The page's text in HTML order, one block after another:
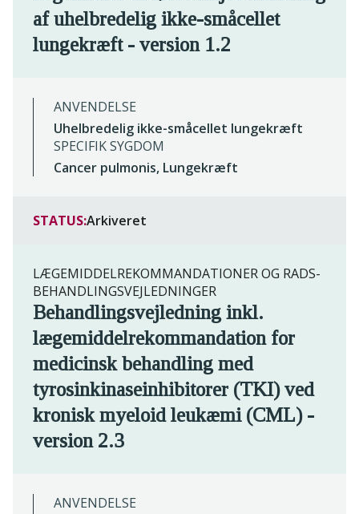
af uhelbredelig ikke-småcellet
lungekræft - version 1.2
ANVENDELSE
Uhelbredelig ikke-småcellet lungekræft
SPECIFIK SYGDOM
Cancer pulmonis, Lungekræft
STATUS:Arkiveret
LÆGEMIDDELREKOMMANDATIONER OG RADS-
BEHANDLINGSVEJLEDNINGER
Behandlingsvejledning inkl.
lægemiddelrekommandation for
medicinsk behandling med
tyrosinkinaseinhibitorer (TKI) ved
kronisk myeloid leukæmi (CML) -
version 2.3
ANVENDELSE